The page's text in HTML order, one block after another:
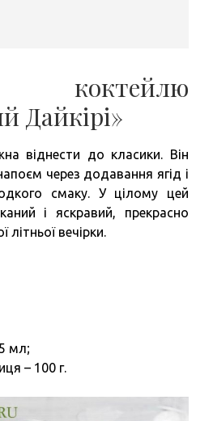
Дайкірі»
віднести до класики. Він
через додавання ягід і
смаку. У цілому цей
і яскравий, прекрасно
вечірки.
мл;
– 100 г.